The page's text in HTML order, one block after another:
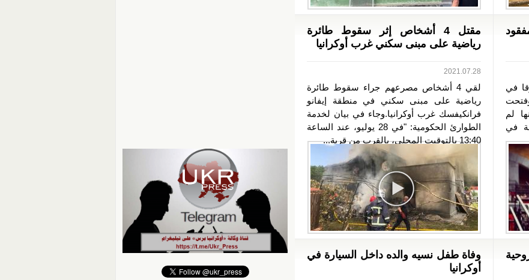
في
لم
في
مقتل 4 أشخاص إثر سقوط طائرة
رياضية على مبنى سكني غرب أوكرانيا
2021.07.28
لقي 4 أشخاص مصرعهم جراء سقوط طائرة
رياضية على مبنى سكني في منطقة إيفانو
فرانكيفسك غرب أوكرانيا.وجاء في بيان لخدمة
الطوارئ الحكومية: "في 28 يوليو، عند الساعة
13:40 بالتوقيت المحلي، بالقرب من قرية...
وفاة طفل نسيه والده داخل السيارة في
أوكرانيا